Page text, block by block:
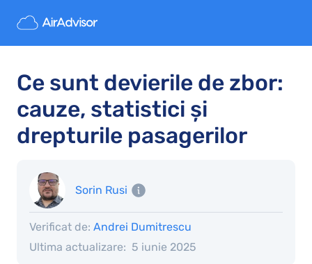
Ce sunt devierile de zbor:
cauze, statistici și
drepturile pasagerilor
Sorin Rusi
Ultima actualizare: 5 iunie 2025
Verificat de: Andrei Dumitrescu